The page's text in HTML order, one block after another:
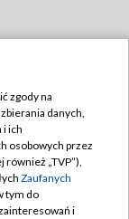
zgody na
danych,
i ich
osobowych przez
również „TVP”),
Zaufanych
tym do
i